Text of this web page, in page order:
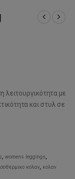
λειτουργικότητα με
και στυλ σε
,womens leggings,
ισοθερμικο κολαν, κολαν